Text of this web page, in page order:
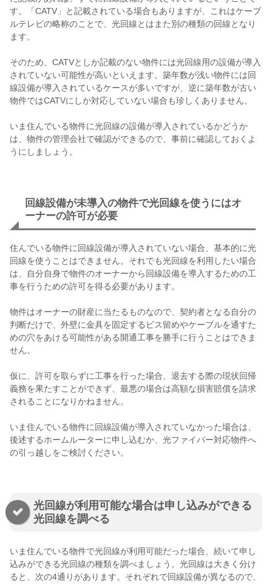
す。「CATV」と記載されている場合もありますが、これはケーブ
ルテレビの略称のことで、光回線とはまた別の種類の回線となり
ます。
そのため、CATVとしか記載のない物件には光回線用の設備が導入
されていない可能性が高いといえます。築年数が浅い物件には回
線設備が導入されているケースが多いですが、逆に築年数が古い
物件ではCATVにしか対応していない場合も珍しくありません。
いま住んでいる物件に光回線の設備が導入されているかどうか
は、物件の管理会社で確認ができるので、事前に確認しておくよ
うにしましょう。
回線設備が未導入の物件で光回線を使うにはオ
ーナーの許可が必要
住んでいる物件に回線設備が導入されていない場合、基本的に光
回線を使うことはできません。それでも光回線を利用したい場合
は、自分自身で物件のオーナーから回線設備を導入するための工
事を行うための許可を得る必要があります。
物件はオーナーの財産に当たるものなので、契約者となる自分の
判断だけで、外壁に金具を固定するビス留めやケーブルを通すた
めの穴をあける可能性がある開通工事を勝手に行うことはできま
せん。
仮に、許可を取らずに工事を行った場合、退去する際の現状回帰
義務を果たすことができず、最悪の場合は高額な損害賠償を請求
されることになりかねません。
いま住んでいる物件に回線設備が導入されていなかった場合は、
後述するホームルーターに申し込むか、光ファイバー対応物件へ
の引っ越しをご検討ください。
光回線が利用可能な場合は申し込みができる
光回線を調べる
いま住んでいる物件で光回線が利用可能だった場合、続いて申し
込みができる光回線の種類を調べましょう。光回線は大きく分け
ると、次の4通りがあります。それぞれで回線設備が異なるので、